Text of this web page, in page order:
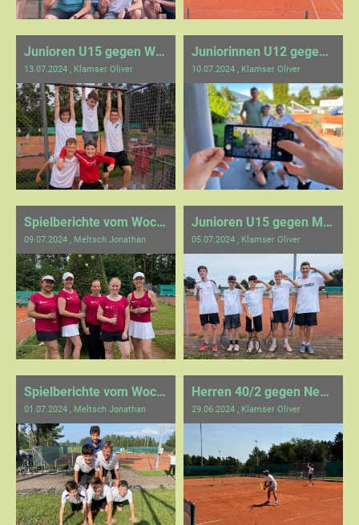
Junioren U15 gegen Weil der Stadt
13.07.2024 , Klamser Oliver
Juniorinnen U12 gegen Tachenberg und Göppingen
10.07.2024 , Klamser Oliver
Spielberichte vom Wochenende
09.07.2024 , Meltsch Jonathan
Junioren U15 gegen Merklingen
05.07.2024 , Klamser Oliver
Spielberichte vom Wochenende
01.07.2024 , Meltsch Jonathan
Herren 40/2 gegen Neuweiler
29.06.2024 , Klamser Oliver